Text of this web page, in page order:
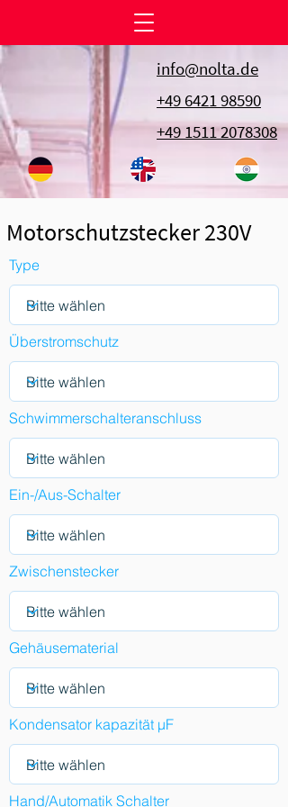
info@nolta.de
+49 6421 98590
+49 1511 2078308
Motorschutzstecker 230V
Type
Überstromschutz
Schwimmerschalteranschluss
Ein-/Aus-Schalter
Zwischenstecker
Gehäusematerial
Kondensator kapazität µF
Hand/Automatik Schalter